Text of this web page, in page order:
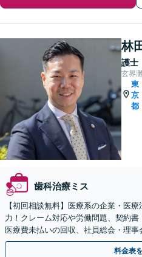
林
護士
玄界
東
京
都
歯科治療ミス
【初回相談無料】医療系の企業・医
力！クレーム対応や労働問題、契約書
医療費未払いの回収、社員総会・理
経験を活かし、安定した病院経営を
料金表